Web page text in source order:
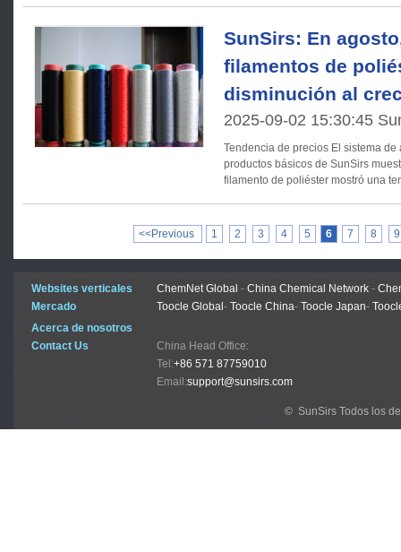
SunSirs: En
filamentos de
disminución al
2025-09-02 15:30:45
Tendencia de precios El sistema de análisis del mercado de
productos básicos de SunSirs
filamento de poliéster mostró una
<<Previous 1 2 3 4 5 6 7 8 9
Websites verticales ChemNet Global - China Chemical Network -
Mercado
Toocle Global - Toocle China- Toocle Japan-
Acerca de nosotros
Contact Us
China Head Office:
Tel:+86 571 87759010
Email:support@sunsirs.com
© SunSirs Todos los